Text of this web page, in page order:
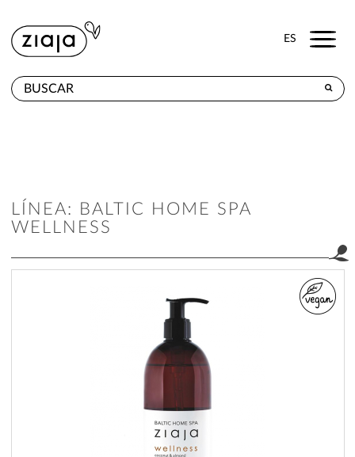
ES Menu
CONTACTO
LÍNEA: BALTIC HOME SPA
WELLNESS